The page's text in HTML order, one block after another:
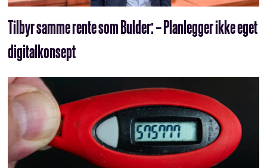
Tilbyr samme rente som Bulder: – Planlegger ikke eget
digitalkonsept